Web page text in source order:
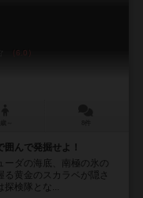
6.0
んで発掘せよ！
ダの海底、南極の氷の
黄金のスカラベが隠さ
探検隊とな...